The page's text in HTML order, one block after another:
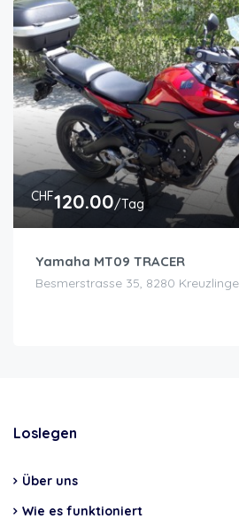
CHF120.00/Tag
Yamaha MT09 TRACER
Besmerstrasse 35, 8280
Loslegen
Über uns
Wie es funktioniert